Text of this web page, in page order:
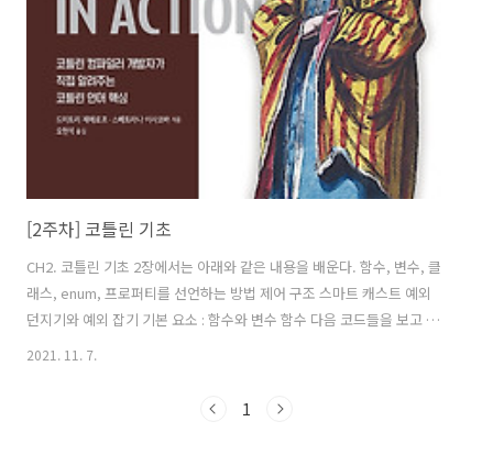
[2주차] 코틀린 기초
CH2. 코틀린 기초 2장에서는 아래와 같은 내용을 배운다. 함수, 변수, 클
래스, enum, 프로퍼티를 선언하는 방법 제어 구조 스마트 캐스트 예외
던지기와 예외 잡기 기본 요소 : 함수와 변수 함수 다음 코드들을 보고 찾
아볼 수 있는 코틀린 문법이나 특성을 알아보자. fun main(arg: Array) {
라미터 이름 뒤에 그 타입을 쓴다. 함수를 최상위 수준에 정의할 수 있다.
2021. 11. 7.
1